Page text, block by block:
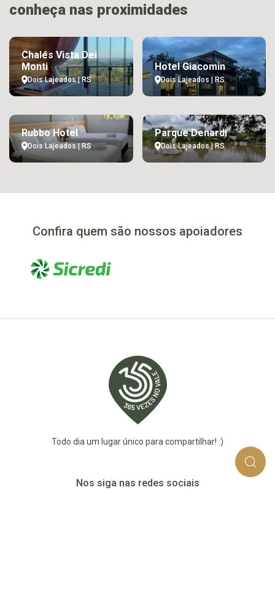
conheça nas proximidades
Chalés Vista Dei
Monti
Dois Lajeados | RS
Hotel Giacomin
Dois Lajeados | RS
Rubbo Hotel
Dois Lajeados | RS
Parque Denardi
Dois Lajeados | RS
Confira quem são nossos apoiadores
Todo dia um lugar único para compartilhar! :)
Nos siga nas redes sociais